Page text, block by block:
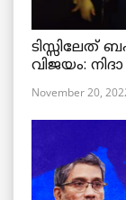
ടിസ്സിലേത്
വിജയം:
November 20,